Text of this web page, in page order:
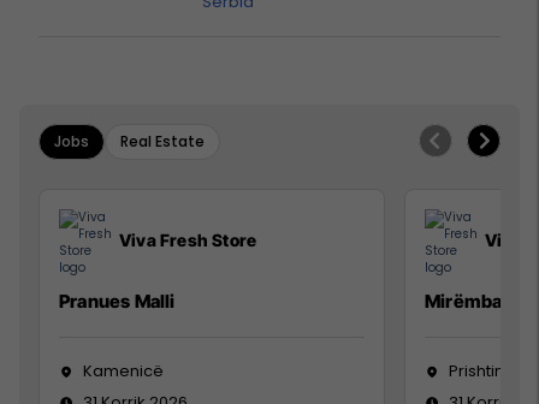
Jobs Real Estate
Viva Fresh Store
Pranues Malli
Kamenicë
Viva
Prishtinë